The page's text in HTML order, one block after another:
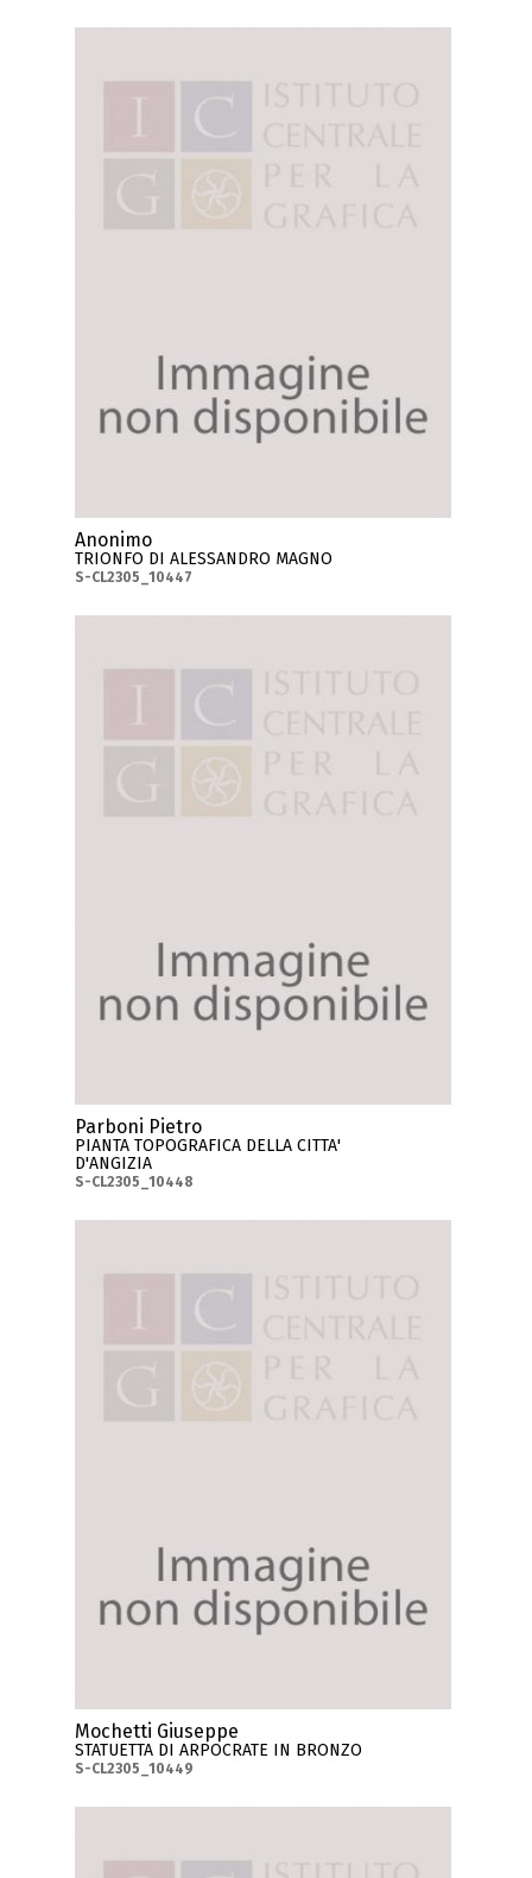
Anonimo
TRIONFO DI ALESSANDRO MAGNO
S-CL2305_10447
Parboni Pietro
PIANTA TOPOGRAFICA DELLA CITTA'
D'ANGIZIA
S-CL2305_10448
Mochetti Giuseppe
STATUETTA DI ARPOCRATE IN BRONZO
S-CL2305_10449